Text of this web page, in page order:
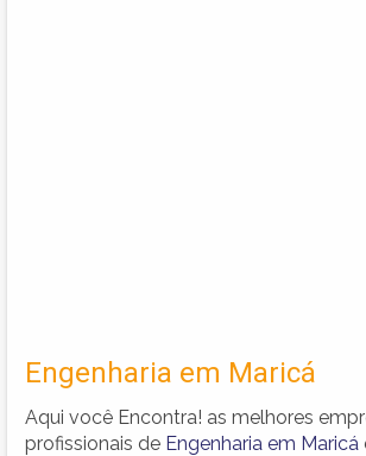
Engenharia em Maricá
Aqui você Encontra! as melhores
profissionais de Engenharia em Maricá